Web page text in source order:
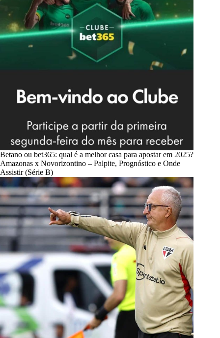
Betano ou bet365: qual é a melhor casa para apostar em 2025?
Amazonas x Novorizontino – Palpite, Prognóstico e Onde
Assistir (Série B)